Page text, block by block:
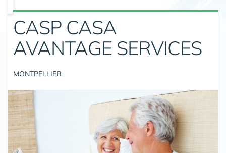
CASP CASA
AVANTAGE SERVICES
MONTPELLIER